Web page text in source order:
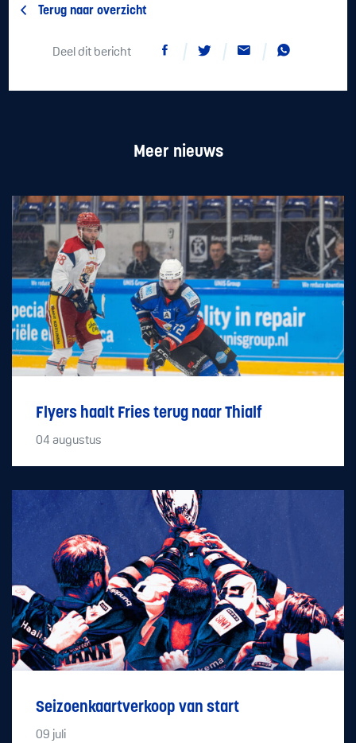
Terug naar overzicht
Deel dit bericht
Meer nieuws
Flyers haalt Fries terug naar Thialf
04 augustus
Seizoenkaartverkoop van start
09 juli